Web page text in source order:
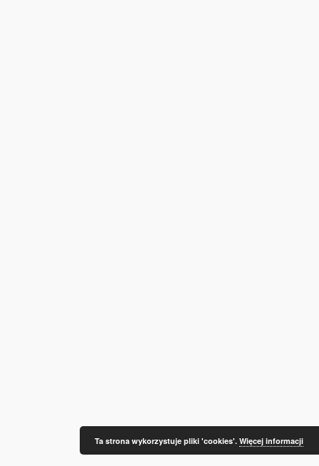
Ta strona wykorzystuje pliki 'cookies'. Więcej informacji